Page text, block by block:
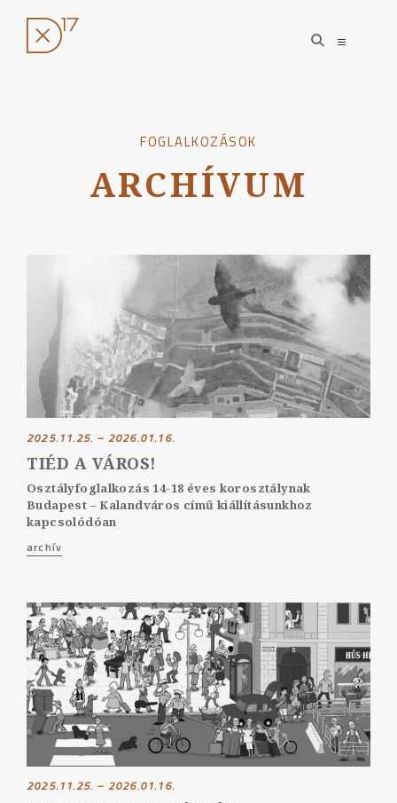
open
search
open
FOGLALKOZÁSOK
ARCHÍVUM
2025.11.25. – 2026.01.16.
TIÉD A VÁROS!
Osztályfoglalkozás 14-18 éves korosztálynak
Budapest – Kalandváros című kiállításunkhoz
kapcsolódóan
archív
2025.11.25. – 2026.01.16.